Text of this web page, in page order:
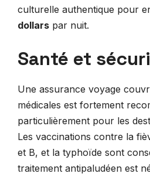
culturelle authentique pour
dollars par nuit.
Santé et
Une assurance voyage
médicales est fortement
particulièrement pour les
Les vaccinations contre la
et B, et la typhoïde sont
traitement antipaludéen est